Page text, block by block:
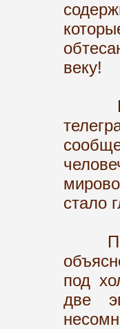
веку!
стало
под
две